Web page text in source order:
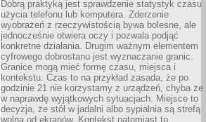
Dobrą praktyką jest sprawdzenie statystyk czasu
użycia telefonu lub komputera. Zderzenie
wyobrażeń z rzeczywistością bywa bolesne, ale
jednocześnie otwiera oczy i pozwala podjąć
konkretne działania. Drugim ważnym elementem
cyfrowego dobrostanu jest wyznaczanie granic.
Granice mogą mieć formę czasu, miejsca i
kontekstu. Czas to na przykład zasada, że po
godzinie 21 nie korzystamy z urządzeń, chyba że
w naprawdę wyjątkowych sytuacjach. Miejsce to
decyzja, że stół w jadalni albo sypialnia są strefą
wolną od ekranów. Kontekst natomiast to